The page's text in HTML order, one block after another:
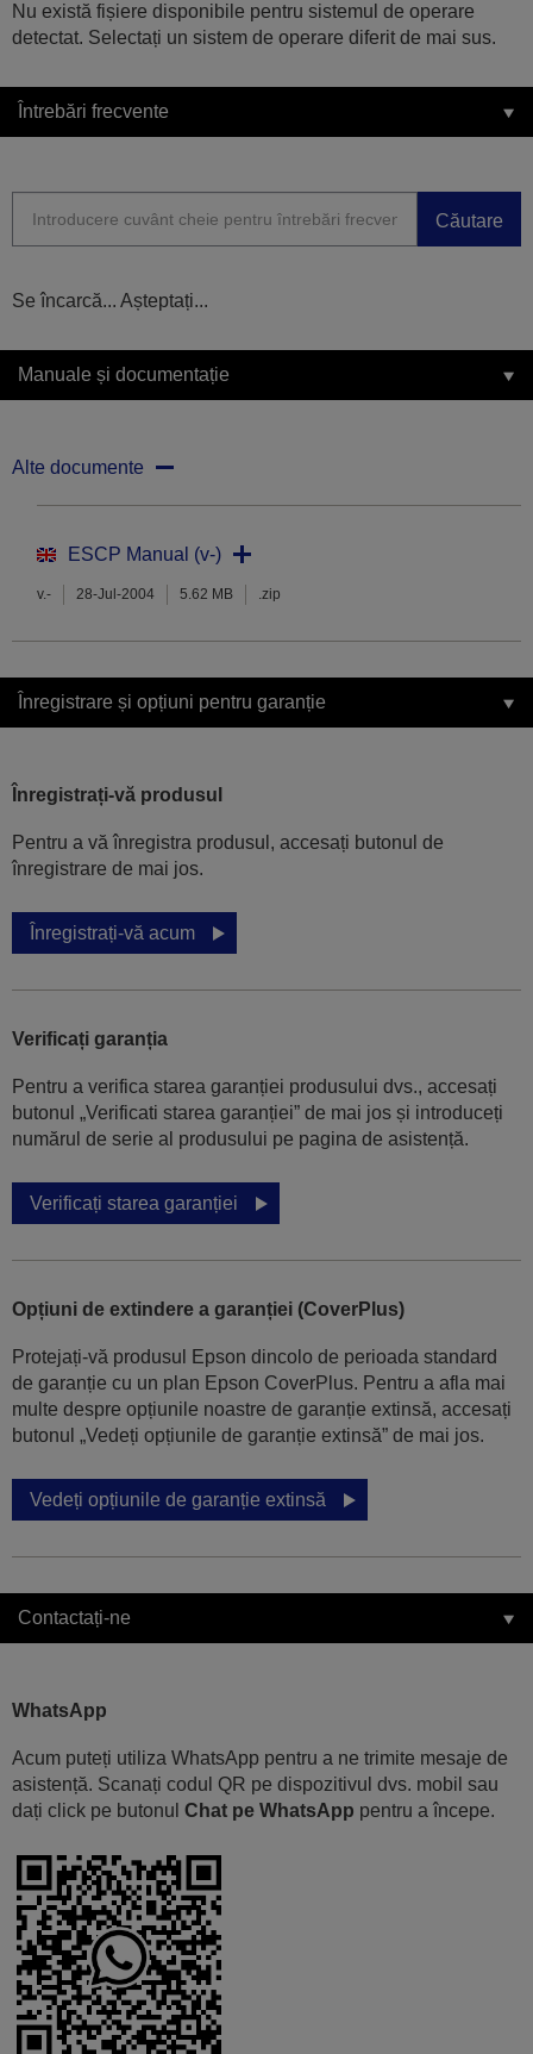
Nu există fișiere disponibile pentru sistemul de operare
detectat. Selectați un sistem de operare diferit de mai sus.
Întrebări frecvente
Căutare
Se încarcă... Așteptați...
Manuale și documentație
Alte documente
ESCP Manual (v-)
v.- 28-Jul-2004 5.62 MB .zip
Înregistrare și opțiuni pentru garanție
Înregistrați-vă produsul
Pentru a vă înregistra produsul, accesați butonul de
înregistrare de mai jos.
Înregistrați-vă acum
Verificați garanția
Pentru a verifica starea garanției produsului dvs., accesați
butonul „Verificati starea garanției” de mai jos și introduceți
numărul de serie al produsului pe pagina de asistență.
Verificați starea garanției
Opțiuni de extindere a garanției (CoverPlus)
Protejați-vă produsul Epson dincolo de perioada standard
de garanție cu un plan Epson CoverPlus. Pentru a afla mai
multe despre opțiunile noastre de garanție extinsă, accesați
butonul „Vedeți opțiunile de garanție extinsă” de mai jos.
Vedeți opțiunile de garanție extinsă
Contactați-ne
WhatsApp
Acum puteți utiliza WhatsApp pentru a ne trimite mesaje de
asistență. Scanați codul QR pe dispozitivul dvs. mobil sau
dați click pe butonul Chat pe WhatsApp pentru a începe.